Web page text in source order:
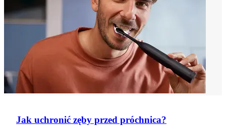
Jak uchronić zęby przed próchnica?